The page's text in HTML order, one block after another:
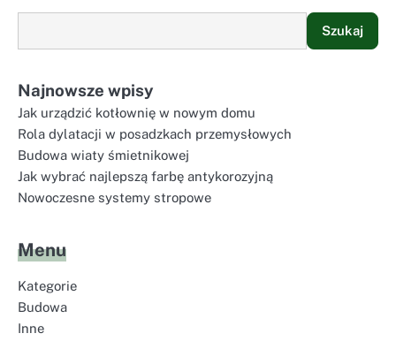
Szukaj
Najnowsze wpisy
Jak urządzić kotłownię w nowym domu
Rola dylatacji w posadzkach przemysłowych
Budowa wiaty śmietnikowej
Jak wybrać najlepszą farbę antykorozyjną
Nowoczesne systemy stropowe
Menu
Kategorie
Budowa
Inne